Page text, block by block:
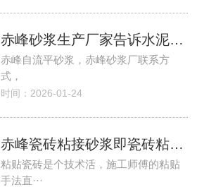
赤峰砂浆生产厂家告诉水泥自流平砂浆是什么？
赤峰自流平砂浆，赤峰砂浆厂联系方
式，
时间：2026-01-24
赤峰瓷砖粘接砂浆即瓷砖粘接剂施工时必须注意的几种事项
粘贴瓷砖是个技术活，施工师傅的粘贴
手法直···